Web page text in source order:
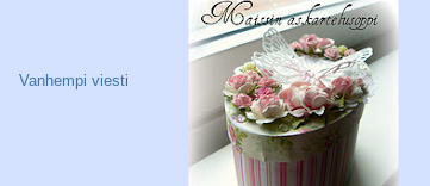
Vanhempi viesti